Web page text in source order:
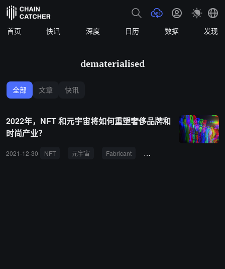
首页 快讯 深度 日历 数据 发现
dematerialised
全部 文章 快讯
2022年，NFT 和元宇宙将如何重塑奢侈品牌和
时尚产业？
2021-12-30 NFT 元宇宙 Fabricant Dematerialised